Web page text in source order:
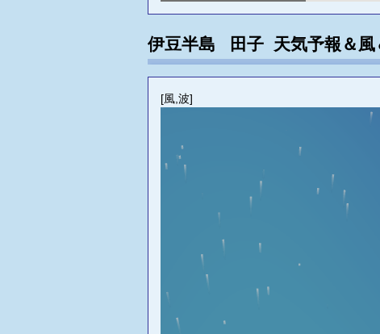
伊豆半島 田子 天気予報＆風
[風,波]